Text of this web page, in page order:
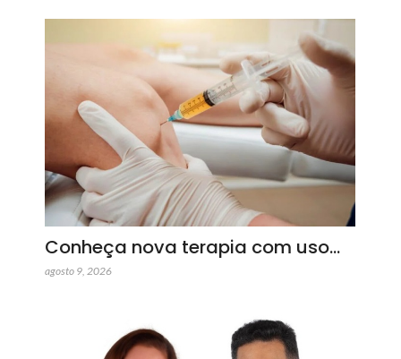
Conheça nova terapia com uso…
agosto 9, 2026